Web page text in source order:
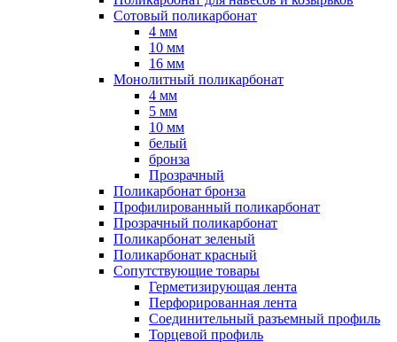
Сотовый поликарбонат
4 мм
10 мм
16 мм
Монолитный поликарбонат
4 мм
5 мм
10 мм
белый
бронза
Прозрачный
Поликарбонат бронза
Профилированный поликарбонат
Прозрачный поликарбонат
Поликарбонат зеленый
Поликарбонат красный
Сопутствующие товары
Герметизирующая лента
Перфорированная лента
Соединительный разъемный профиль
Торцевой профиль